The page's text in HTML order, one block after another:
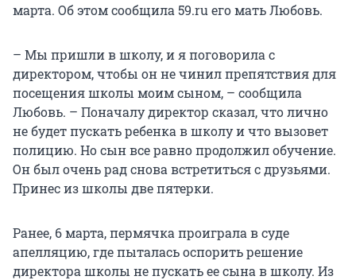
марта. Об этом сообщила 59.ru его мать Любовь.
– Мы пришли в школу, и я поговорила с
директором, чтобы он не чинил препятствия для
посещения школы моим сыном, – сообщила
Любовь. – Поначалу директор сказал, что лично
не будет пускать ребенка в школу и что вызовет
полицию. Но сын все равно продолжил обучение.
Он был очень рад снова встретиться с друзьями.
Принес из школы две пятерки.
Ранее, 6 марта, пермячка проиграла в суде
апелляцию, где пыталась оспорить решение
директора школы не пускать ее сына в школу. Из